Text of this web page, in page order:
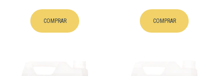
COMPRAR COMPRAR